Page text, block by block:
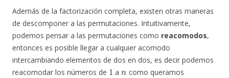
Además de la factorización completa, existen otras maneras
de descomponer a las permutaciones. Intuitivamente,
podemos pensar a las permutaciones como reacomodos,
entonces es posible llegar a cualquier acomodo
intercambiando elementos de dos en dos, es decir podemos
reacomodar los números de
1
a
n
como queramos